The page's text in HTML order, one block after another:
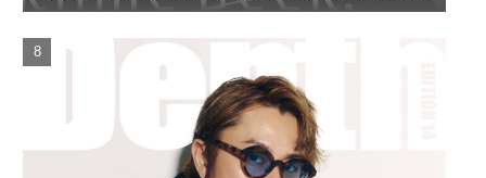
ルがついに完成